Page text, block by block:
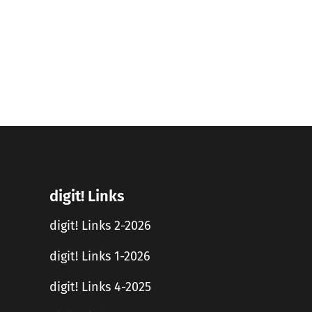
digit! Links
digit! Links 2-2026
digit! Links 1-2026
digit! Links 4-2025